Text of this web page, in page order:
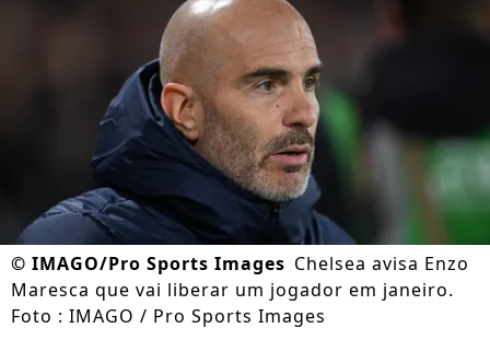
© IMAGO/Pro Sports Images Chelsea avisa Enzo
Maresca que vai liberar um jogador em janeiro.
Foto : IMAGO / Pro Sports Images